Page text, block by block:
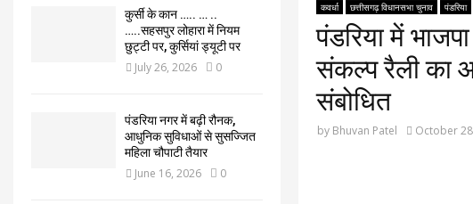
कवर्धा छत्तीसगढ़ विधानसभा चुनाव पंडरिया
पंडरिया में
संकल्प रैली का
संबोधित
by Bhuvan Patel October
कुर्सी के कान ….. … ..
…..सहसपुर लोहारा में नियम
छुट्टी पर, कुर्सियां ड्यूटी पर
July 26, 2026 0
पंडरिया नगर में बढ़ी रौनक,
आधुनिक सुविधाओं से सुसज्जित
महिला चौपाटी तैयार
June 16, 2026 0